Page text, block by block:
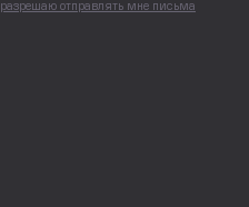
разрешаю отправлять мне письма